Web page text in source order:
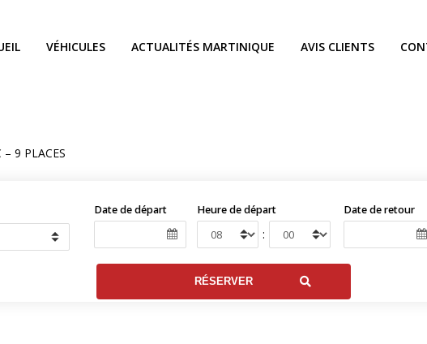
VÉHICULES ACTUALITÉS MARTINIQUE AVIS CLIENTS
– 9 PLACES
Date de départ Heure de départ
:
Date de retour